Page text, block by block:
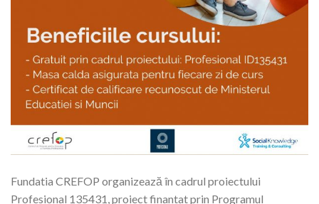
Fundatia CREFOP organizează în cadrul proiectului
Profesional 135431, proiect finantat prin Programul